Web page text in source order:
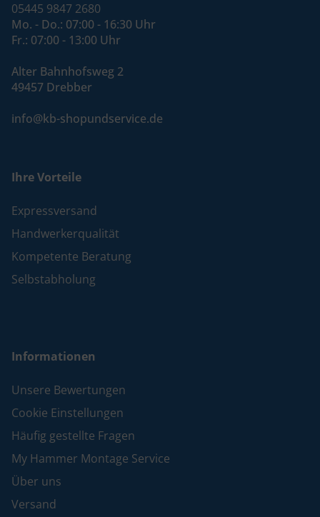
05445 9847 2680
Mo. - Do.: 07:00 - 16:30 Uhr
Fr.: 07:00 - 13:00 Uhr
Alter Bahnhofsweg 2
49457 Drebber
info@kb-shopundservice.de
Ihre Vorteile
Expressversand
Handwerkerqualität
Kompetente Beratung
Selbstabholung
Informationen
Unsere Bewertungen
Cookie Einstellungen
Häufig gestellte Fragen
My Hammer Montage Service
Über uns
Versand